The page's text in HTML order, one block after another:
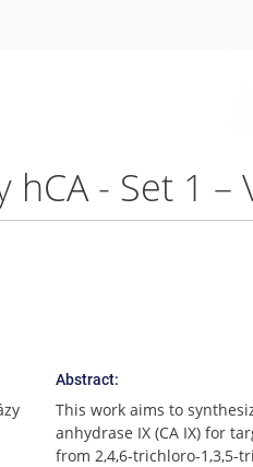
- Set 1 –
Abstract:
This work aims to
anhydrase IX (CA IX) for
from 2,4,6-trichloro-1,3,5-